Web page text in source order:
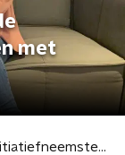
met
Wilma Hartogsveld is initiatiefneemster van de pelgrimsroute 'Wandelen met Zegen'